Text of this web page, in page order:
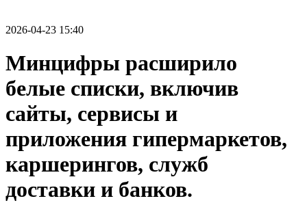
2026-04-23 15:40
Минцифры расширило
белые списки, включив
сайты, сервисы и
приложения гипермаркетов,
каршерингов, служб
доставки и банков.